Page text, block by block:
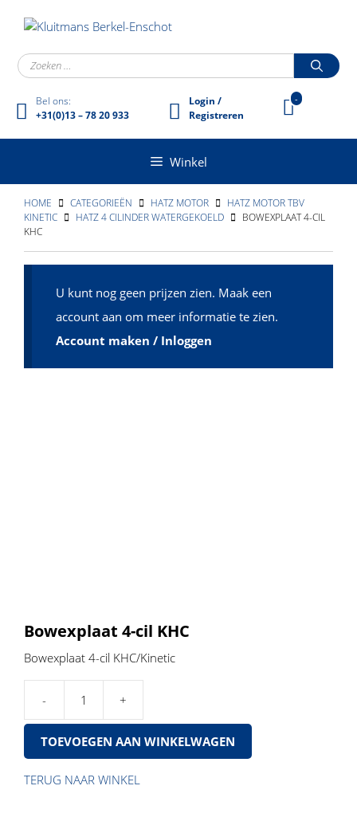
inhoud
Zoek
naar:
Bel ons:
+31(0)13 – 78 20 933
Login /
Registreren
-
Winkel
HOME CATEGORIEËN HATZ MOTOR
HATZ MOTOR TBV
KINETIC
HATZ 4 CILINDER WATERGEKOELD
BOWEXPLAAT 4-CIL
KHC
Account maken / Inloggen
U kunt nog geen prijzen zien. Maak een
account aan om meer informatie te zien.
Bowexplaat 4-cil KHC
Bowexplaat 4-cil KHC/Kinetic
4-
cil
KHC
TOEVOEGEN AAN WINKELWAGEN
TERUG NAAR WINKEL